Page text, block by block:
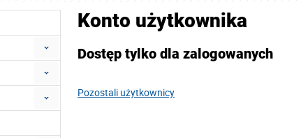
Konto użytkownika
Dostęp tylko dla zalogowanych
Pozostali użytkownicy